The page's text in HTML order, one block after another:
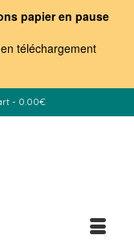
papier en pause
téléchargement
- 0.00€